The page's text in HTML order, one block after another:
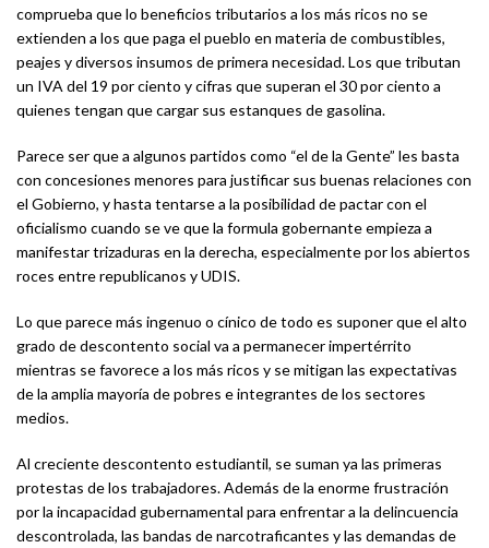
comprueba que lo beneficios tributarios a los más ricos no se
extienden a los que paga el pueblo en materia de combustibles,
peajes y diversos insumos de primera necesidad. Los que tributan
un IVA del 19 por ciento y cifras que superan el 30 por ciento a
quienes tengan que cargar sus estanques de gasolina.
Parece ser que a algunos partidos como “el de la Gente” les basta
con concesiones menores para justificar sus buenas relaciones con
el Gobierno, y hasta tentarse a la posibilidad de pactar con el
oficialismo cuando se ve que la formula gobernante empieza a
manifestar trizaduras en la derecha, especialmente por los abiertos
roces entre republicanos y UDIS.
Lo que parece más ingenuo o cínico de todo es suponer que el alto
grado de descontento social va a permanecer impertérrito
mientras se favorece a los más ricos y se mitigan las expectativas
de la amplia mayoría de pobres e integrantes de los sectores
medios.
Al creciente descontento estudiantil, se suman ya las primeras
protestas de los trabajadores. Además de la enorme frustración
por la incapacidad gubernamental para enfrentar a la delincuencia
descontrolada, las bandas de narcotraficantes y las demandas de